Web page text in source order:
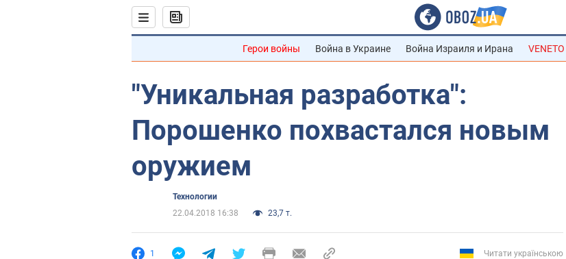
Герои войны Война в Украине Война Израиля и Ирана VENETO
"Уникальная разработка":
Порошенко похвастался новым
оружием
Технологии
22.04.2018 16:38
23,7 т.
1 Читати українською